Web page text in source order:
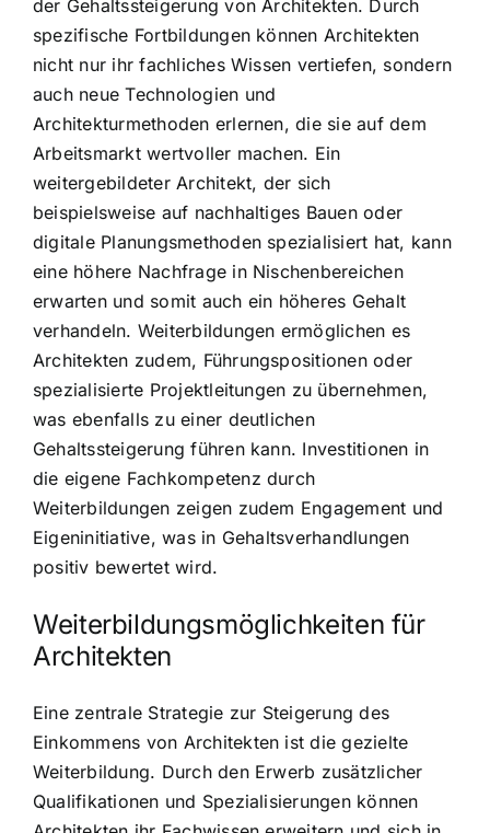
der Gehaltssteigerung von Architekten. Durch
spezifische Fortbildungen können Architekten
nicht nur ihr fachliches Wissen vertiefen, sondern
auch neue Technologien und
Architekturmethoden erlernen, die sie auf dem
Arbeitsmarkt wertvoller machen. Ein
weitergebildeter Architekt, der sich
beispielsweise auf nachhaltiges Bauen oder
digitale Planungsmethoden spezialisiert hat, kann
eine höhere Nachfrage in Nischenbereichen
erwarten und somit auch ein höheres Gehalt
verhandeln. Weiterbildungen ermöglichen es
Architekten zudem, Führungspositionen oder
spezialisierte Projektleitungen zu übernehmen,
was ebenfalls zu einer deutlichen
Gehaltssteigerung führen kann. Investitionen in
die eigene Fachkompetenz durch
Weiterbildungen zeigen zudem Engagement und
Eigeninitiative, was in Gehaltsverhandlungen
positiv bewertet wird.
Weiterbildungsmöglichkeiten für
Architekten
Eine zentrale Strategie zur Steigerung des
Einkommens von Architekten ist die gezielte
Weiterbildung. Durch den Erwerb zusätzlicher
Qualifikationen und Spezialisierungen können